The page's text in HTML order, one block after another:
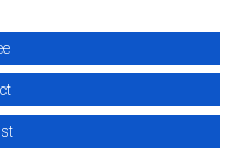
ム技術協会